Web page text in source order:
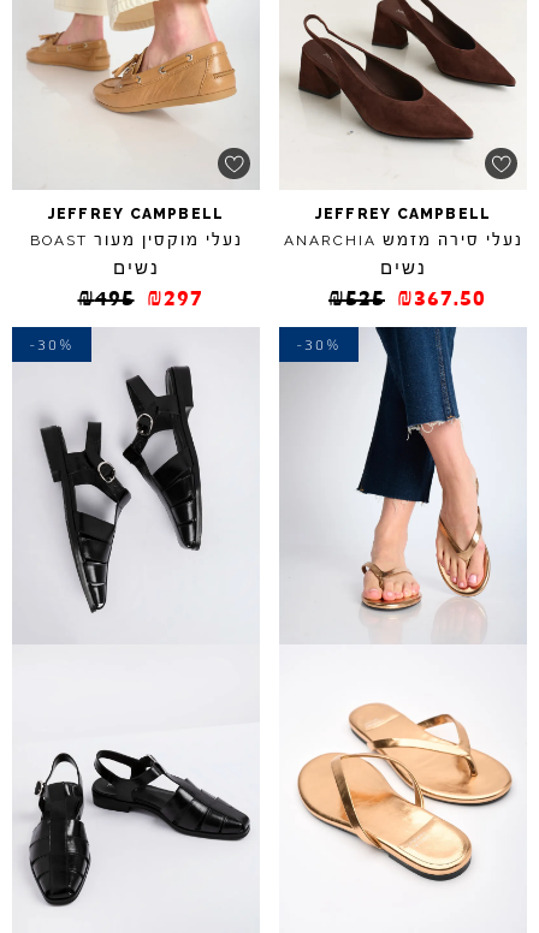
JEFFREY CAMPBELL
נעלי סירה מזמש ANARCHIA
נשים
₪525 ₪367.50
JEFFREY CAMPBELL
נעלי מוקסין מעור BOAST
נשים
₪495 ₪297
-30%
-30%